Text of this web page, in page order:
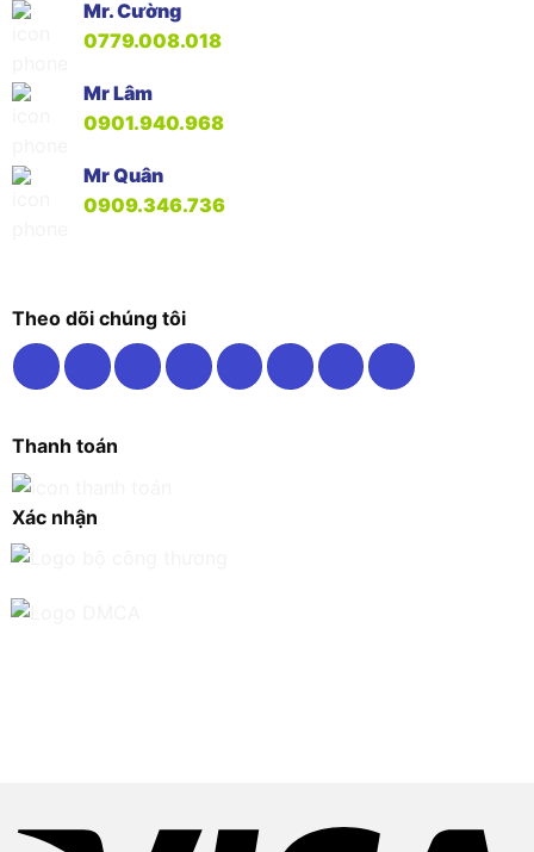
Mr. Cường
0779.008.018
Mr Lâm
0901.940.968
Mr Quân
0909.346.736
Theo dõi chúng tôi
Thanh toán
Xác nhận